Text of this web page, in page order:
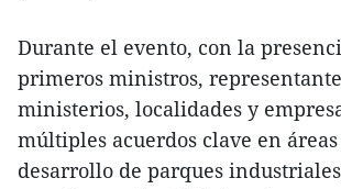
Durante el evento, con la
primeros ministros,
ministerios, localidades y
múltiples acuerdos clave en
desarrollo de parques